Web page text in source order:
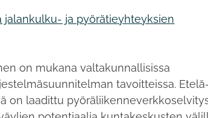
ja pyörätieyhteyksien
on mukana valtakunnallisissa
tavoitteissa.
on laadittu